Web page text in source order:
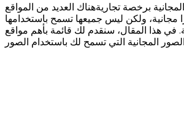
برخصة تجاريةهناك العديد من المواقع
مجانية، ولكن ليس جميعها تسمح باستخدامها
في هذا المقال، سنقدم لك قائمة بأهم مواقع
الصور المجانية التي تسمح لك باستخدام الصور